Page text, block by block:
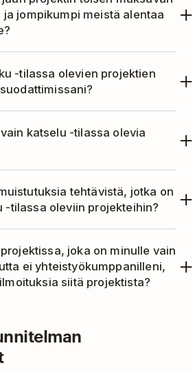
-tilassa.
Voit edelleen käyttää
jotka on luotu
jompikumpi meistä alentaa
suunnitelmaa, saattaa
vain katseltavaksi sinulle
kuinka vanha projekti on ja
projektia sinulla on
alentaa
ja sinä pysyt
pääsy projektiin.
pääsy voi kuitenkin muuttua
on tilillään.
-tilassa olevien projektien
katselu -tilassa olevia
nähdä sivupalkissasi,
tehtävistä, jotka on
-tilassa oleviin projekteihin?
alentamista.
joka on minulle vain
ei yhteistyökumppanilleni,
siitä projektista?
he voivat edelleen
joista saatat saada